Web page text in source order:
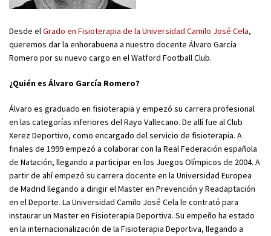
Desde elGrado en Fisioterapia de la Universidad Camilo José Cela,
queremos dar la enhorabuena a nuestro docente Álvaro García
Romero por su nuevo cargo en el Watford Football Club.
¿Quién es Álvaro García Romero?
Álvaro es graduado en fisioterapia y empezó su carrera profesional
en las categorías inferiores del Rayo Vallecano. De allí fue al Club
Xerez Deportivo, como encargado del servicio de fisioterapia. A
finales de 1999 empezó a colaborar con la Real Federación española
de Natación, llegando a participar en los Juegos Olímpicos de 2004. A
partir de ahí empezó su carrera docente en la Universidad Europea
de Madrid llegando a dirigir el Master en Prevención y Readaptación
en el Deporte. La Universidad Camilo José Cela le contrató para
instaurar un Master en Fisioterapia Deportiva. Su empeño ha estado
en la internacionalización de la Fisioterapia Deportiva, llegando a